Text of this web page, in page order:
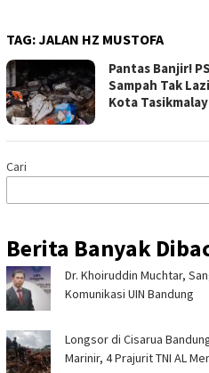
TAG:JALAN HZ MUSTOFA
Pantas Banjir!
Sampah Tak
Kota
Cari
Berita Banyak
Dr. Khoiruddin Muchtar,
Komunikasi UIN Bandung
Longsor di Cisarua
Marinir, 4 Prajurit TNI AL